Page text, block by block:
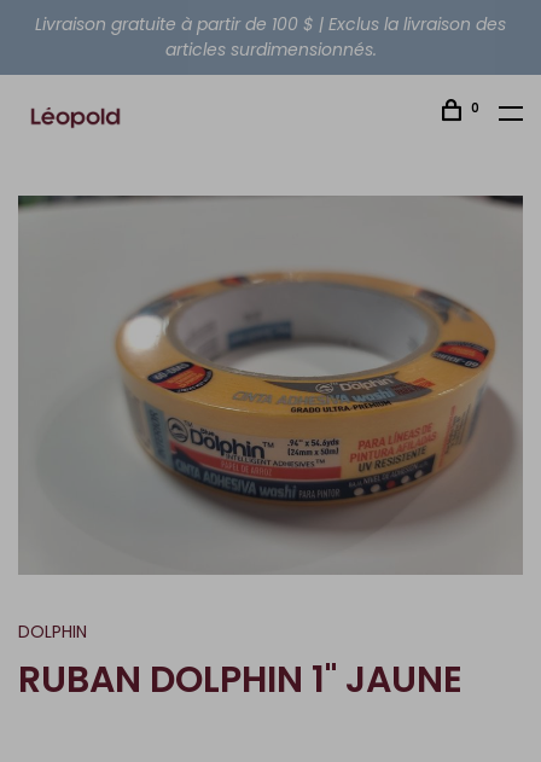
Livraison gratuite à partir de 100 $ | Exclus la livraison des
articles surdimensionnés.
0
DOLPHIN
RUBAN DOLPHIN 1'' JAUNE